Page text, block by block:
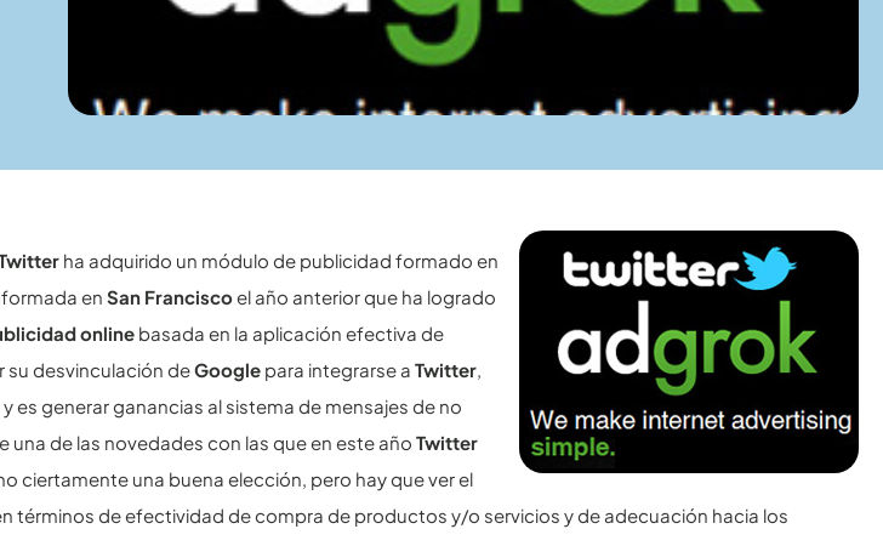
ha adquirido un módulo de publicidad formado en
enSan Franciscoel año anterior que ha logrado
online basada en la aplicación efectiva de
su desvinculación deGoogle para integrarse aTwitter,
es generar ganancias al sistema de mensajes de no
una de las novedades con las que en este añoTwitter
ciertamente una buena elección, pero hay que ver el
términos de efectividad de compra de productos y/o servicios y de adecuación hacia los